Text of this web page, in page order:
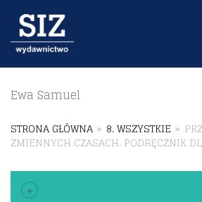
Ewa Samuel
STRONA GŁÓWNA » 8. WSZYSTKIE »
ZMIENNYCH CZASACH. PODRĘCZNIK
+